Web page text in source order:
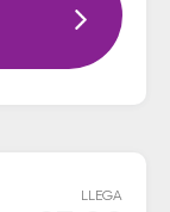
LLEGA